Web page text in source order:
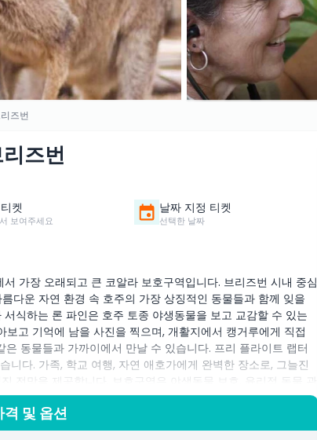
즈번
즈번
켓
보여주세요
날짜 지정 티켓
선택한 날짜
가장 오래되고 큰 코알라 보호구역입니다. 브리즈번 시내 중심
다운 자연 환경 속 호주의 가장 상징적인 동물들과 함께 잊을
식하는 론 파인은 호주 토종 야생동물을 보고 교감할 수 있는
고 기억에 남을 사진을 찍으며, 개활지에서 캥거루에게 직접
동물들과 가까이에서 만날 수 있습니다. 프리 플라이트 랩터
니다. 가족, 학교 여행, 자연 애호가에게 완벽한 장소로, 그늘진
전망을 제공합니다. 보호구역은 야생동물 보호, 윤리적 동물 관
또는 경치 좋은 강 유람선을 통해 도착하든, 론 파인 코알라 보호
나입니다. 재미있고 교육적이며 진정한 호주 야생동물 경험을
및 옵션